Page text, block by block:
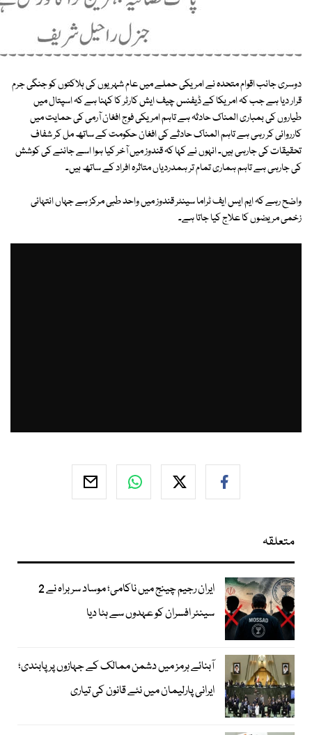
دوسری جانب اقوام متحدہ نے امریکی حملے میں عام شہریوں کی ہلاکتوں کو جنگی جرم
قرار دیا ہے جب کہ امریکا کے ڈیفنس چیف ایش کارٹر کا کہنا ہے کہ اسپتال میں
طیاروں کی بمباری المناک حادثہ ہے تاہم امریکی فوج افغان آرمی کی حمایت میں
کارروائی کر رہی ہے تاہم المناک حادثے کی افغان حکومت کے ساتھ مل کر شفاف
تحقیقات کی جارہی ہیں۔ انہوں نے کہا کہ قندوز میں آخر کیا ہوا اسے جاننے کی کوشش
کی جارہی ہے تاہم ہماری تمام تر ہمدردیاں متاثرہ افراد کے ساتھ ہیں۔
واضح رہے کہ ایم ایس ایف ٹراما سینٹر قندوز میں واحد طبی مرکز ہے جہاں انتہائی
زخمی مریضوں کا علاج کیا جاتا ہے۔
متعلقہ
ایران رجیم چینج میں ناکامی؛ موساد سربراہ نے 2
سینئر افسران کو عہدوں سے ہٹا دیا
آبنائے ہرمز میں دشمن ممالک کے جہازوں پر پابندی؛
ایرانی پارلیمان میں نئے قانون کی تیاری